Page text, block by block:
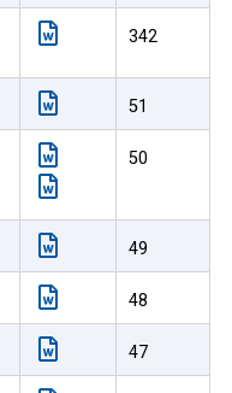
342
51
50
49
48
47